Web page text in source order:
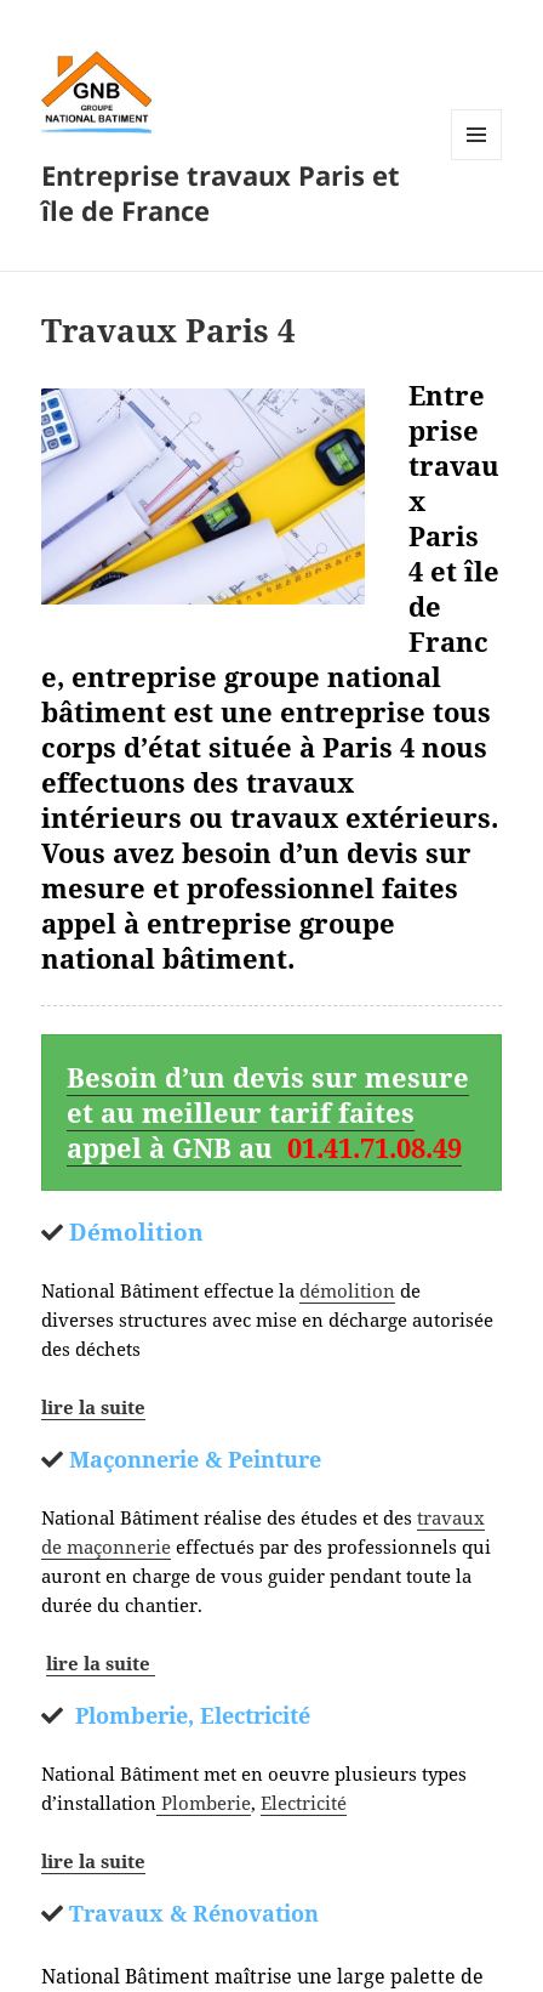
Entreprise travaux Paris et
île de France
Travaux Paris 4
Entre
prise
travau
x
Paris
4 et île
de
Franc
e, entreprise groupe national
bâtiment est une entreprise tous
corps d’état située à Paris 4 nous
effectuons des travaux
intérieurs ou travaux extérieurs.
Vous avez besoin d’un devis sur
mesure et professionnel faites
appel à entreprise groupe
national bâtiment.
Besoin d’un devis sur mesure
et au meilleur tarif faites
appel à GNB au01.41.71.08.49
Démolition
National Bâtiment effectue ladémolition de
diverses structures avec mise en décharge autorisée
des déchets
lire la suite
Maçonnerie & Peinture
National Bâtiment réalise des études et destravaux
de maçonnerie effectués par des professionnels qui
auront en charge de vous guider pendant toute la
durée du chantier.
lire la suite
Plomberie, Electricité
National Bâtiment met en oeuvre plusieurs types
d’installation Plomberie,Electricité
lire la suite
Travaux & Rénovation
National Bâtiment maîtrise une large palette de